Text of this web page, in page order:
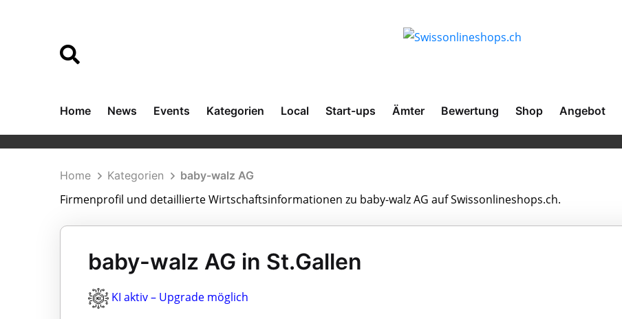
Home News Events Kategorien Local Start-ups Ämter Bewertung Shop Angebot
Home Kategorien baby-walz AG
Firmenprofil und detaillierte Wirtschaftsinformationen zu baby-walz AG auf Swissonlineshops.ch.
baby-walz AG in St.Gallen
KI aktiv – Upgrade möglich